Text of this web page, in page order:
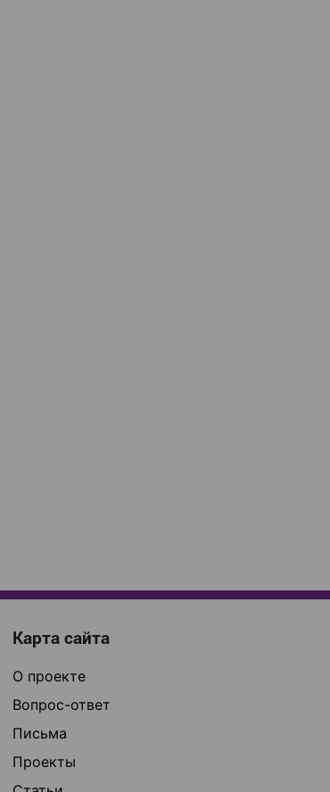
Карта сайта
О проекте
Вопрос-ответ
Письма
Проекты